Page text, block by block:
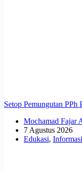
Setop Pemungutan
Mochamad Fajar
7 Agustus 2026
Edukasi, Informasi